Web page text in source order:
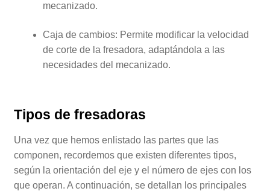
mecanizado.
Caja de cambios: Permite modificar la velocidad
de corte de la fresadora, adaptándola a las
necesidades del mecanizado.
Tipos de fresadoras
Una vez que hemos enlistado las partes que las
componen, recordemos que existen diferentes tipos,
según la orientación del eje y el número de ejes con los
que operan. A continuación, se detallan los principales